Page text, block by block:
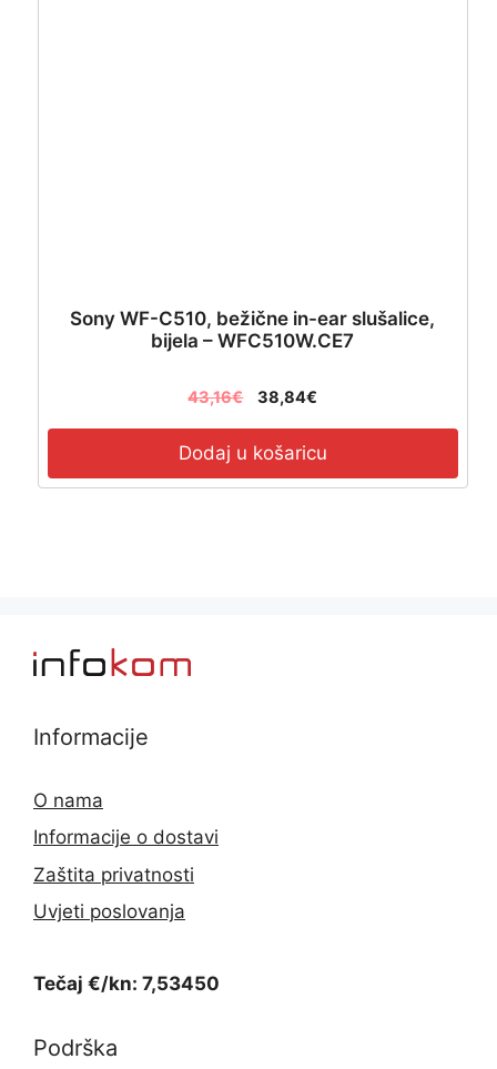
Sony WF-C510, bežične in-ear slušalice,
bijela – WFC510W.CE7
43,16€ 38,84€
Dodaj u košaricu
Informacije
O nama
Informacije o dostavi
Zaštita privatnosti
Uvjeti poslovanja
Tečaj €/kn: 7,53450
Podrška